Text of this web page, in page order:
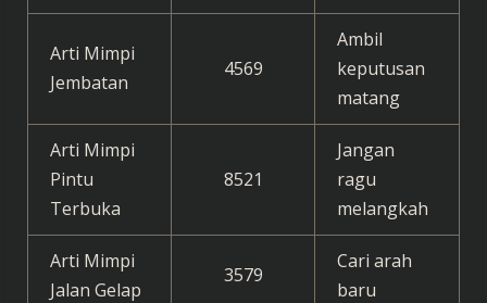
Arti Mimpi
Jembatan
4569
Ambil
keputusan
matang
Arti Mimpi
Pintu
Terbuka
8521
Jangan
ragu
melangkah
Arti Mimpi
Jalan Gelap
3579
Cari arah
baru